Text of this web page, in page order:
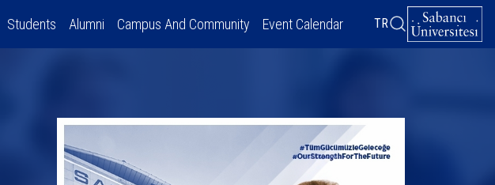
Students Alumni Campus And Community Event Calendar TR